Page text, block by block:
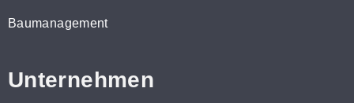
Baumanagement
Unternehmen